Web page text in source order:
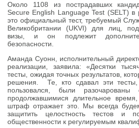
Около 1108 из пострадавших
Secure English Language Test (SELT)
это официальный тест, требуемый
Великобритании (UKVI) для лиц,
визы, и он подлежит
безопасности.
Аманда Суонн, исполнительный
реализации, заявила: «Десятки
тесты, ожидая точных результатов,
решения. Те, кто сдавал эти
пользовался, были разочарованы
продолжавшимися длительное
штраф отражает это. Мы всегда
защитить целостность тестов и
общественности к регулируемым